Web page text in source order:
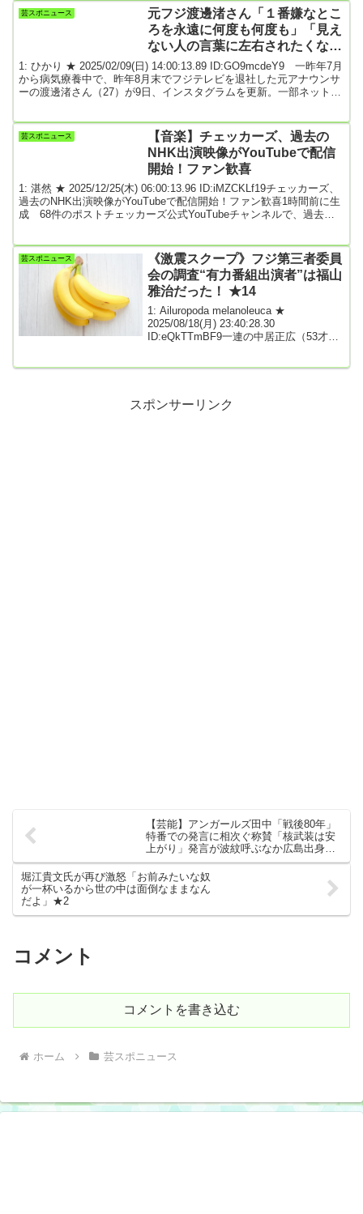
撮りました。それがニュースになって拡散されていますが、今考え
るとあれは中川さんではありませんでした、大変申し...
芸スポニュース
元フジ渡邊渚さん「１番嫌なとこ
ろを永遠に何度も何度も」「見え
ない人の言葉に左右されたくな
い」インタビュー記事見出しを３
種類アップ
1: ひかり ★ 2025/02/09(日) 14:00:13.89 ID:GO9mcdeY9 一昨年7月
から病気療養中で、昨年8月末でフジテレビを退社した元アナウンサ
ーの渡邊渚さん（27）が9日、インスタグラムを更新。一部ネットメ
に何度も何度も」「見えない人の暴力的な言葉に自分を左右された
くない」「苦しみに直面してまで世に届けたかったこと」などと3つ
芸スポニュース
【音楽】チェッカーズ、過去の
NHK出演映像がYouTubeで配信
開始！ファン歓喜
1: 湛然 ★ 2025/12/25(木) 06:00:13.96 ID:iMZCKLf19チェッカーズ、
過去のNHK出演映像がYouTubeで配信開始！ファン歓喜1時間前に生
成 68件のポストチェッカーズ公式YouTubeチャンネルで、過去の
の発表を受け、ファンからは喜びや懐かしさを表現する投稿が多く
見られました。また、過去のライブ映像の配信に際し、メンバー交
代に関...
芸スポニュース
《激震スクープ》フジ第三者委員
会の調査“有力番組出演者”は福山
雅治だった！ ★14
1: Ailuropoda melanoleuca ★
2025/08/18(月) 23:40:28.30
ID:eQkTTmBF9一連の中居正広（53才）
番組出演者”が福山雅治（56才）であるこ
とが『女性セブン』の取材でわかった。
スポンサーリンク
【芸能】アンガールズ田中「戦後80年」
特番での発言に相次ぐ称賛「核武装は安
上がり」発言が波紋呼ぶなか広島出身者
の言葉の重み
堀江貴文氏が再び激怒「お前みたいな奴
が一杯いるから世の中は面倒なままなん
だよ」★2
コメント
コメントを書き込む
ホーム 芸スポニュース